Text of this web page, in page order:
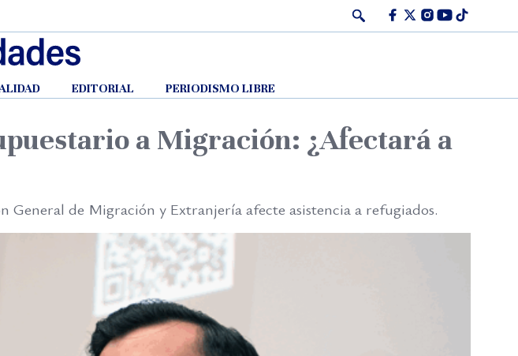
Facebook
TwitterInstagram
Youtube
Tiktok
EDITORIAL PERIODISMO LIBRE
a Migración: ¿Afectará a
General de Migración y Extranjería afecte asistencia a refugiados.